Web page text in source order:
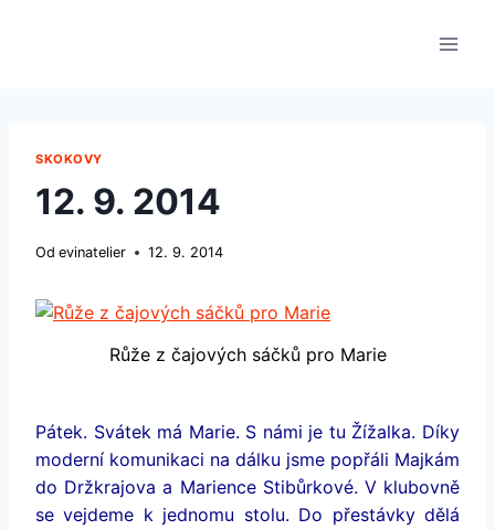
SKOKOVY
12. 9. 2014
Od evinatelier 12. 9. 2014
Růže z čajových sáčků pro Marie
Pátek. Svátek má Marie. S námi je tu Žížalka. Díky
moderní komunikaci na dálku jsme popřáli Majkám
do Držkrajova a Marience Stibůrkové. V klubovně
se vejdeme k jednomu stolu. Do přestávky dělá